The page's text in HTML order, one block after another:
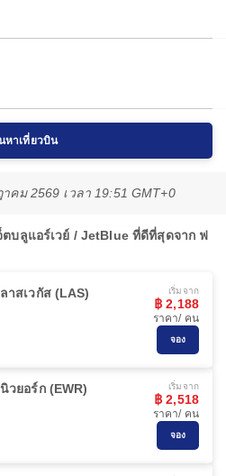
หาเที่ยวบิน
คม 2569 เวลา 19:51 GMT+0
ตบลูแอร์เวย์ / JetBlue ที่ดีที่สุดจาก ฟ
ลาสเวกัส (LAS) เริ่มจาก
฿ 2,188
ราคา/ คน
จอง
นิวยอร์ก (EWR) เริ่มจาก
฿ 2,518
ราคา/ คน
จอง